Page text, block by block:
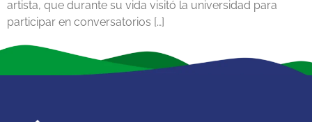
artista, que durante su vida visitó la universidad para
participar en conversatorios […]